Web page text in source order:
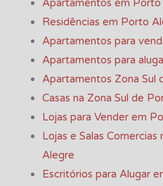
Apartamentos em Porto
Residências em Porto
Apartamentos para
Apartamentos para
Apartamentos Zona Sul
Casas na Zona Sul de
Lojas para Vender em
Lojas e Salas
Alegre
Escritórios para Alugar